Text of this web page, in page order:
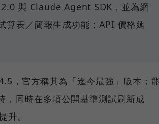
與 Claude Agent SDK，並為網
算表／簡報生成功能；API 價格延
，官方稱其為「迄今最強」版本；
同時在多項公開基準測試刷新成
升。